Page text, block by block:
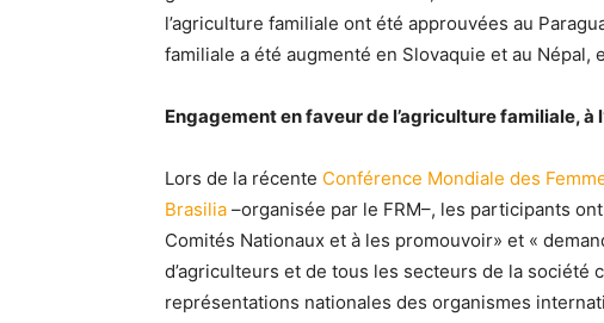
l’agriculture familiale ont été approuvées au
familiale a été augmenté en Slovaquie et au Népal,
Engagement en faveur de l’agriculture familiale, à
Lors de la récente Conférence Mondiale des
Brasilia –organisée par le FRM–, les participants
Comités Nationaux et à les promouvoir» et «
d’agriculteurs et de tous les secteurs de la société
représentations nationales des organismes